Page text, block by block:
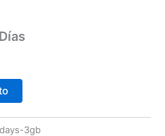
3gb